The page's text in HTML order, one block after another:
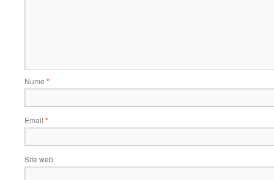
Nume *
Email *
Site web